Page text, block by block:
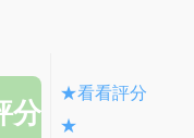
★看看評分
★